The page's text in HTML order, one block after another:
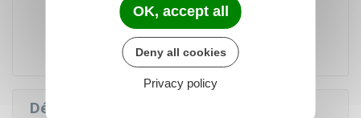
lorsqu'il a été acquis entre le 1
2022 et le 31 décembre 2025
Déterminer le résultat fiscal
OK, accept all
Deny all cookies
Privacy policy